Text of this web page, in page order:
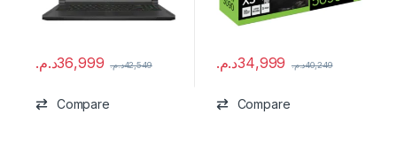
36,999د.م. 42,549د.م.
Compare
34,999د.م. 40,249د.م.
Compare